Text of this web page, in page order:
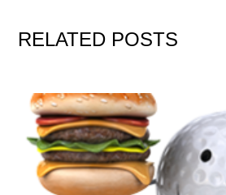
RELATED POSTS